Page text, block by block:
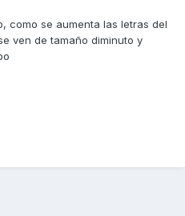
como se aumenta las letras del
ven de tamaño diminuto y